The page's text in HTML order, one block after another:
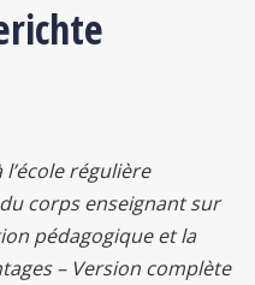
régulière
corpsenseignant sur
pédagogique et la
– Version complète